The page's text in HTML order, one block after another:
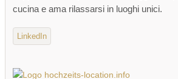
cucina e ama rilassarsi in luoghi unici.
LinkedIn